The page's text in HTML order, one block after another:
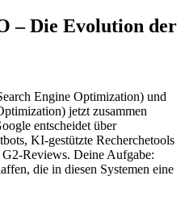
– Die Evolution der
Engine Optimization) und
jetzt zusammen
entscheidet über
KI-gestützte Recherchetools
Reviews. Deine Aufgabe:
die in diesen Systemen eine